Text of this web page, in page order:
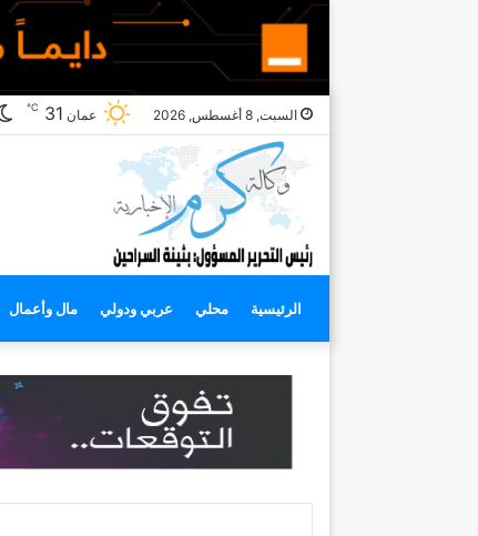
السبت, 8 أغسطس, 2026 عمان 31
℃
الرئيسية محلي عربي ودولي مال وأعمال